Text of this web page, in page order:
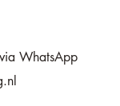
WhatsApp